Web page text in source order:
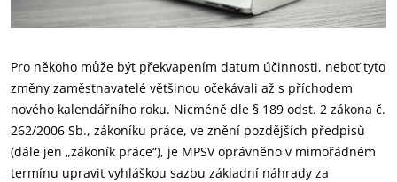
Pro někoho může být překvapením datum účinnosti, neboť tyto
změny zaměstnavatelé většinou očekávali až s příchodem
nového kalendářního roku. Nicméně dle § 189 odst. 2 zákona č.
262/2006 Sb., zákoníku práce, ve znění pozdějších předpisů
(dále jen „zákoník práce“), je MPSV oprávněno v mimořádném
termínu upravit vyhláškou sazbu základní náhrady za